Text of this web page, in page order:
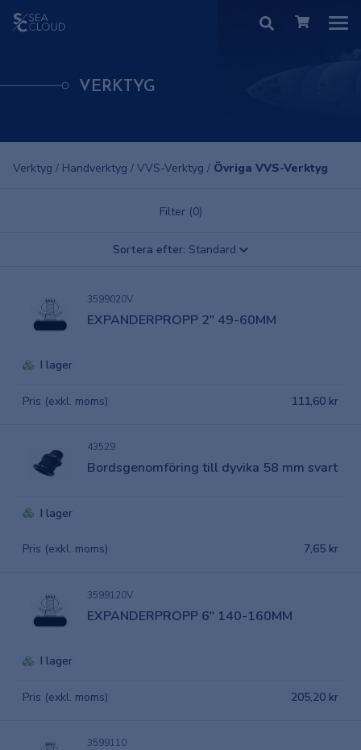
VERKTYG
Verktyg / Handverktyg / VVS-Verktyg / Övriga VVS-Verktyg
Filter (0)
Sortera efter: Standard
3599020V
EXPANDERPROPP 2" 49-60MM
I lager
Pris (exkl. moms) 111,60 kr
43529
Bordsgenomföring till dyvika 58 mm svart
I lager
Pris (exkl. moms) 7,65 kr
3599120V
EXPANDERPROPP 6" 140-160MM
I lager
Pris (exkl. moms) 205,20 kr
3599110